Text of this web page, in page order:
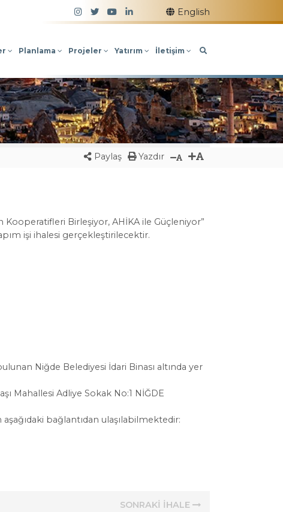
English
Planlama Projeler Yatırım İletişim
Paylaş Yazdır
Kooperatifleri Birleşiyor, AHİKA ile Güçleniyor”
işi ihalesi gerçekleştirilecektir.
Niğde Belediyesi İdari Binası altında yer
Mahallesi Adliye Sokak No:1 NİĞDE
bağlantıdan ulaşılabilmektedir:
SONRAKİ İHALE